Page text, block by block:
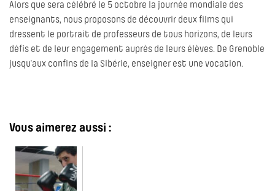
Alors que sera célébré le 5 octobre la journée mondiale des
enseignants, nous proposons de découvrir deux films qui
dressent le portrait de professeurs de tous horizons, de leurs
défis et de leur engagement auprès de leurs élèves. De Grenoble
jusqu’aux confins de la Sibérie, enseigner est une vocation.
Vous aimerez aussi :